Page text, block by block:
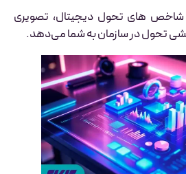
شاخص های تحول دیجیتال، تصویری
تحول در سازمان به شما می‌دهد.